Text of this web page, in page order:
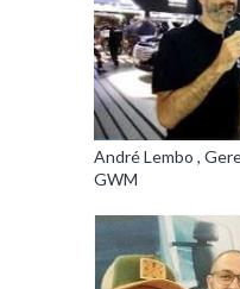
André Lembo ,
GWM